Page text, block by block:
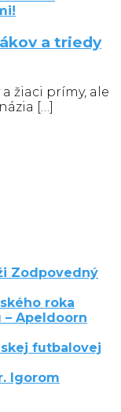
a triedy
žiaci prímy, ale
[…]
Zodpovedný
roka
Apeldoorn
futbalovej
Igorom